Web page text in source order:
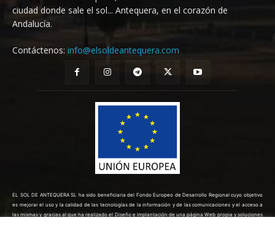
ciudad donde sale el sol... Antequera, en el corazón de
Andalucía.
Contáctenos: info@elsoldeantequera.com
EL SOL DE ANTEQUERA SL ha sido beneficiaria del Fondo Europeo de Desarrollo Regional cuyo objetivo
es mejorar el uso y la calidad de las tecnologías de la información y de las comunicaciones y el acceso a
las mismas y gracias al que ha realizado el Diseño e implantación de una página Web propia y soluciones